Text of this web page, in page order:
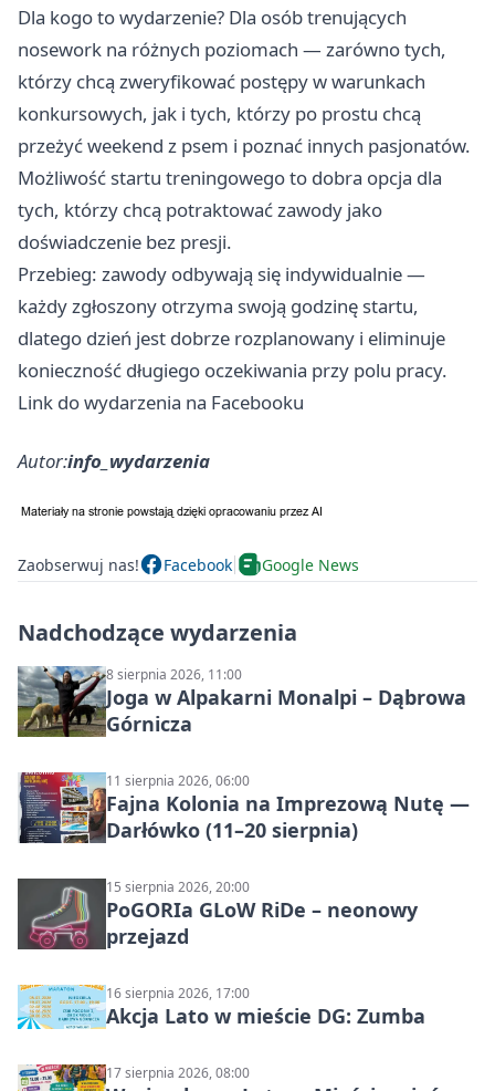
Dla kogo to wydarzenie? Dla osób trenujących
nosework na różnych poziomach — zarówno tych,
którzy chcą zweryfikować postępy w warunkach
konkursowych, jak i tych, którzy po prostu chcą
przeżyć weekend z psem i poznać innych pasjonatów.
Możliwość startu treningowego to dobra opcja dla
tych, którzy chcą potraktować zawody jako
doświadczenie bez presji.
Przebieg: zawody odbywają się indywidualnie —
każdy zgłoszony otrzyma swoją godzinę startu,
dlatego dzień jest dobrze rozplanowany i eliminuje
konieczność długiego oczekiwania przy polu pracy.
Link do wydarzenia na Facebooku
Autor:info_wydarzenia
Zaobserwuj nas! Facebook Google News
Nadchodzące wydarzenia
8 sierpnia 2026, 11:00
Joga w Alpakarni Monalpi – Dąbrowa
Górnicza
11 sierpnia 2026, 06:00
Fajna Kolonia na Imprezową Nutę —
Darłówko (11–20 sierpnia)
15 sierpnia 2026, 20:00
PoGORIa GLoW RiDe – neonowy
przejazd
16 sierpnia 2026, 17:00
Akcja Lato w mieście DG: Zumba
17 sierpnia 2026, 08:00